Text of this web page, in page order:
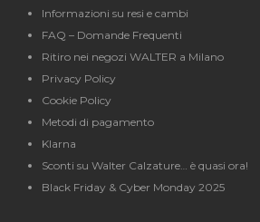
Informazioni su resi e cambi
FAQ – Domande Frequenti
Ritiro nei negozi WALTER a Milano
Privacy Policy
Cookie Policy
Metodi di pagamento
Klarna
Sconti su Walter Calzature… è quasi ora!
Black Friday & Cyber Monday 2025